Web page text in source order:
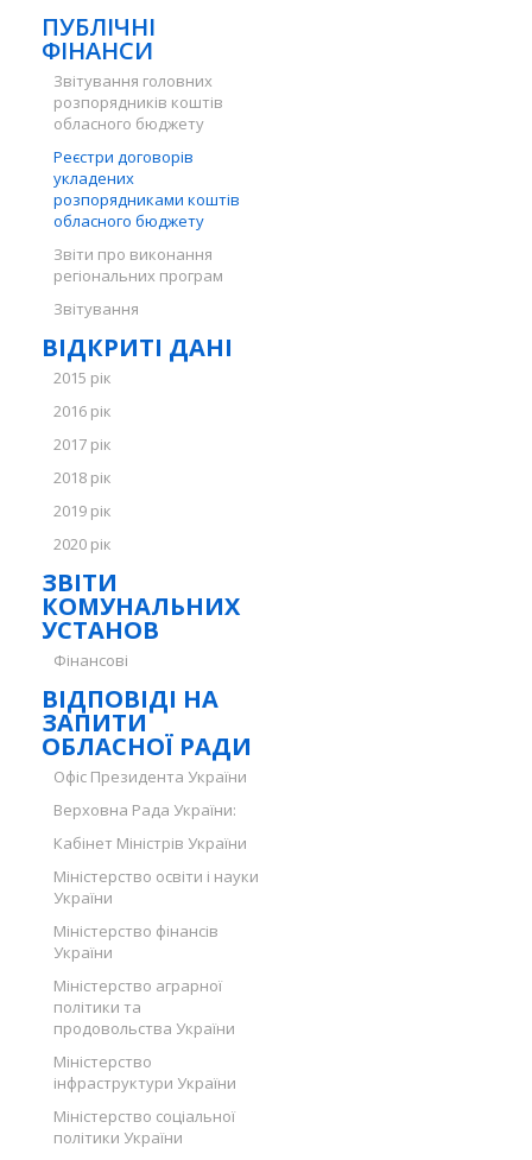
ПУБЛІЧНІ
ФІНАНСИ
Звітування головних
розпорядників коштів
обласного бюджету
Реєстри договорів
укладених
розпорядниками коштів
обласного бюджету
Звіти про виконання
регіональних програм
Звітування
ВІДКРИТІ ДАНІ
2015 рік
2016 рік
2017 рік
2018 рік
2019 рік
2020 рік
ЗВІТИ
КОМУНАЛЬНИХ
УСТАНОВ
Фінансові
ВІДПОВІДІ НА
ЗАПИТИ
ОБЛАСНОЇ РАДИ
Офіс Президента України
Верховна Рада України:
Кабінет Міністрів України
Міністерство освіти і науки
України
Міністерство фінансів
України
Міністерство аграрної
політики та
продовольства України
Міністерство
інфраструктури України
Міністерство соціальної
політики України